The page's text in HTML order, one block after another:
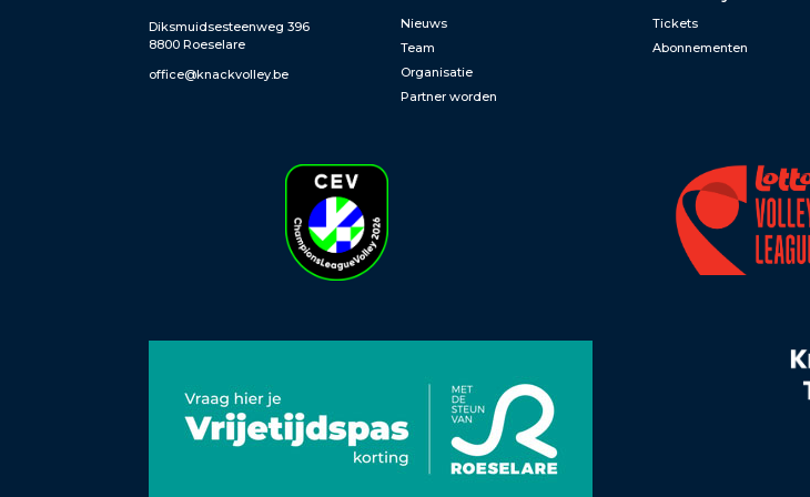
Diksmuidsesteenweg 396
8800 Roeselare
office@knackvolley.be
Nieuws
Team
Organisatie
Partner worden
Tickets
Abonnementen